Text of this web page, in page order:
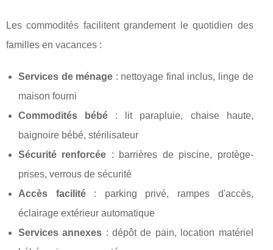
Les commodités facilitent grandement le quotidien des
familles en vacances :
Services de ménage : nettoyage final inclus, linge de
maison fourni
Commodités bébé : lit parapluie, chaise haute,
baignoire bébé, stérilisateur
Sécurité renforcée : barrières de piscine, protège-
prises, verrous de sécurité
Accès facilité: parking privé, rampes d'accès,
éclairage extérieur automatique
Services annexes : dépôt de pain, location matériel